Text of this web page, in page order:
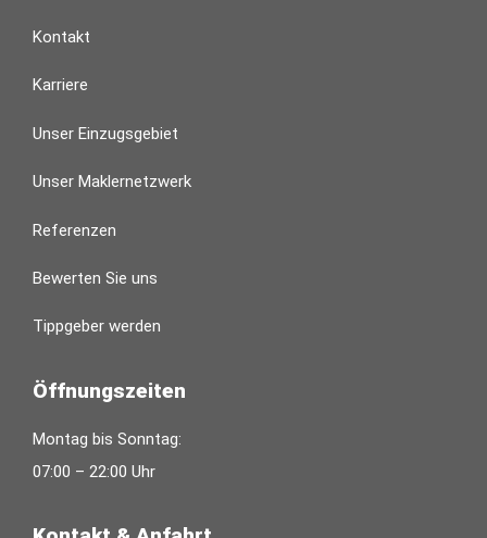
Kontakt
Karriere
Unser Einzugsgebiet
Unser Maklernetzwerk
Referenzen
Bewerten Sie uns
Tippgeber werden
Öffnungszeiten
Montag bis Sonntag:
07:00 – 22:00 Uhr